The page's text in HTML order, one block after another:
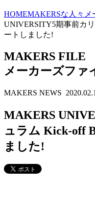
HOMEMAKERSな人々
UNIVERSITY5期事前カ
ートしました!
MAKERS FILE
メーカーズファ
MAKERS NEWS
MAKERS
ュラム Kick-off
ました!